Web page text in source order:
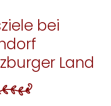
bei
Land